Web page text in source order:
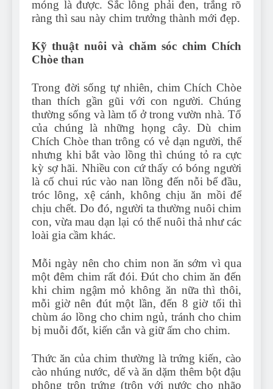
móng là được. Sắc lông phải đen, trắng rõ
ràng thì sau này chim trưởng thành mới đẹp.
Kỹ thuật nuôi và chăm sóc chim Chích
Chòe than
Trong đời sống tự nhiên, chim Chích Chòe
than thích gần gũi với con người. Chúng
thường sống và làm tổ ở trong vườn nhà. Tổ
của chúng là những họng cây. Dù chim
Chích Chòe than trông có vẻ dạn người, thế
nhưng khi bắt vào lồng thì chúng tỏ ra cực
kỳ sợ hãi. Nhiều con cứ thấy có bóng người
là cố chui rúc vào nan lồng đến nỗi bể đầu,
tróc lông, xệ cánh, không chịu ăn mồi để
chịu chết. Do đó, người ta thường nuôi chim
con, vừa mau dạn lại có thể nuôi thả như các
loài gia cầm khác.
Mỗi ngày nên cho chim non ăn sớm vì qua
một đêm chim rất đói. Đút cho chim ăn đến
khi chim ngậm mỏ không ăn nữa thì thôi,
mỗi giờ nên đút một lần, đến 8 giờ tối thì
chùm áo lồng cho chim ngủ, tránh cho chim
bị muỗi đốt, kiến cắn và giữ ấm cho chim.
Thức ăn của chim thường là trứng kiến, cào
cào nhúng nước, dế và ăn dặm thêm bột đậu
phộng trộn trứng (trộn với nước cho nhão